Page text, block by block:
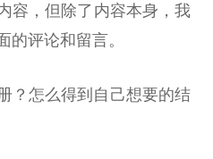
容，但除了内容本身，我
的评论和留言。
？怎么得到自己想要的结